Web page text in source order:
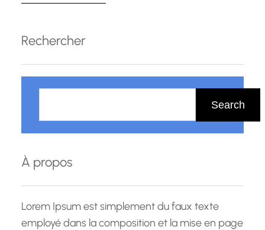
et rester compétitif sur le marché du travail. Les
compétences techniques se…
Rechercher
h
r
c
h
Search
À propos
Lorem Ipsum est simplement du faux texte
employé dans la composition et la mise en page